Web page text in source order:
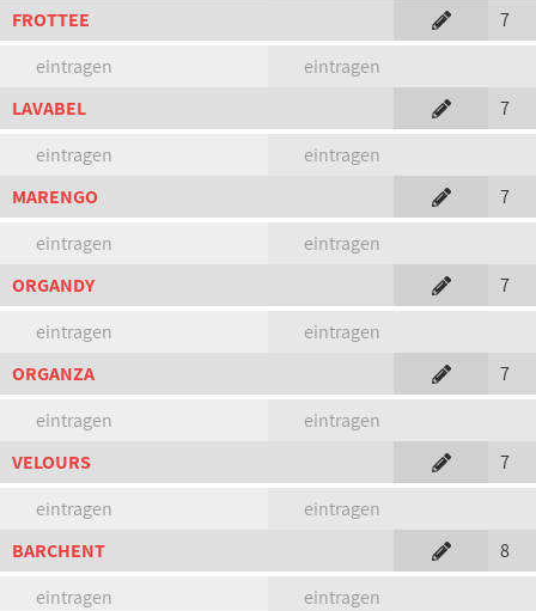
FROTTEE
7
eintragen
eintragen
LAVABEL
7
eintragen
eintragen
MARENGO
7
eintragen
eintragen
ORGANDY
7
eintragen
eintragen
ORGANZA
7
eintragen
eintragen
VELOURS
7
eintragen
eintragen
BARCHENT
8
eintragen
eintragen